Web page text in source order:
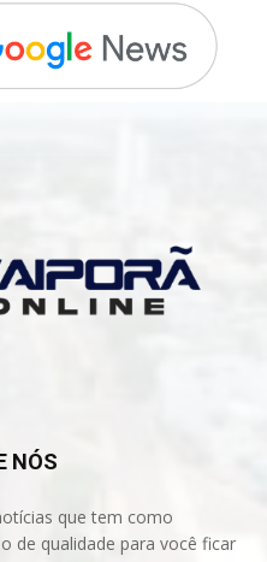
NÓS
que tem como
de qualidade para você ficar